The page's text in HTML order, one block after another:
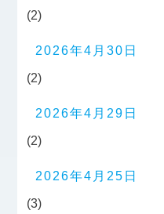
(2)
2026年4月30日
(2)
2026年4月29日
(2)
2026年4月25日
(3)